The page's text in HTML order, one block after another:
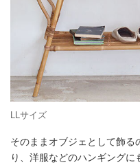
LLサイズ
そのままオブジェとして飾る
り、洋服などのハンギング